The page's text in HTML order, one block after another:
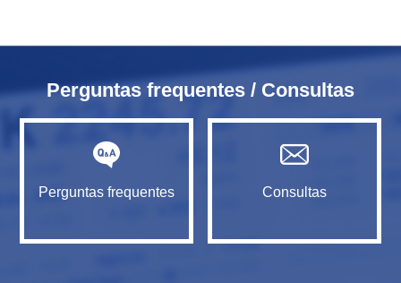
Perguntas frequentes / Consultas
Perguntas frequentes Consultas